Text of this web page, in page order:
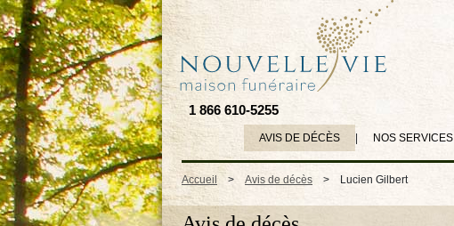
1 866 610-5255
AVIS DE DÉCÈS NOS SERVICES
Accueil > Avis de décès > Lucien Gilbert